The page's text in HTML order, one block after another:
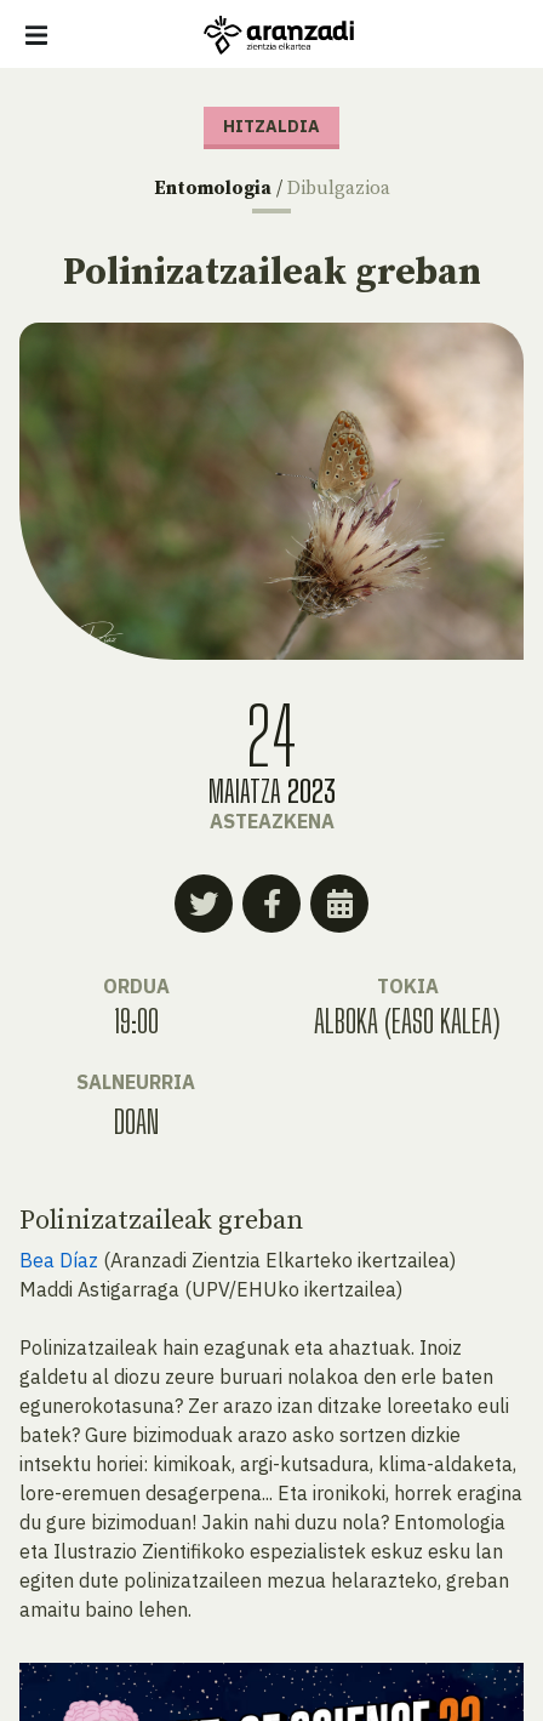
HITZALDIA
Entomologia/ Dibulgazioa
Polinizatzaileak greban
24
MAIATZA 2023
ASTEAZKENA
ORDUA
19:00
TOKIA
ALBOKA (EASO KALEA)
SALNEURRIA
DOAN
Polinizatzaileak greban
Bea Díaz (Aranzadi Zientzia Elkarteko ikertzailea)
Maddi Astigarraga (UPV/EHUko ikertzailea)
Polinizatzaileak hain ezagunak eta ahaztuak. Inoiz
galdetu al diozu zeure buruari nolakoa den erle baten
egunerokotasuna? Zer arazo izan ditzake loreetako euli
batek? Gure bizimoduak arazo asko sortzen dizkie
intsektu horiei: kimikoak, argi-kutsadura, klima-aldaketa,
lore-eremuen desagerpena... Eta ironikoki, horrek eragina
du gure bizimoduan! Jakin nahi duzu nola? Entomologia
eta Ilustrazio Zientifikoko espezialistek eskuz esku lan
egiten dute polinizatzaileen mezua helarazteko, greban
amaitu baino lehen.